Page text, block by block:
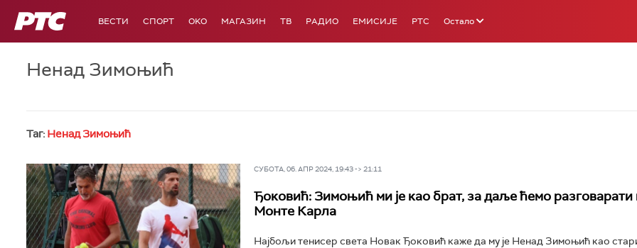
РТС ВЕСТИ СПОРТ OKO МАГАЗИН ТВ РАДИО ЕМИСИЈЕ РТС Остало
Ненад Зимоњић
Таг: Ненад Зимоњић
СУБОТА, 06. АПР 2024, 19:43 -> 21:11
Ђоковић: Зимоњић ми је као брат, за даље ћемо разговарати
Монте Карла
Најбољи тенисер света Новак Ђоковић каже да му је Ненад Зимоњић као